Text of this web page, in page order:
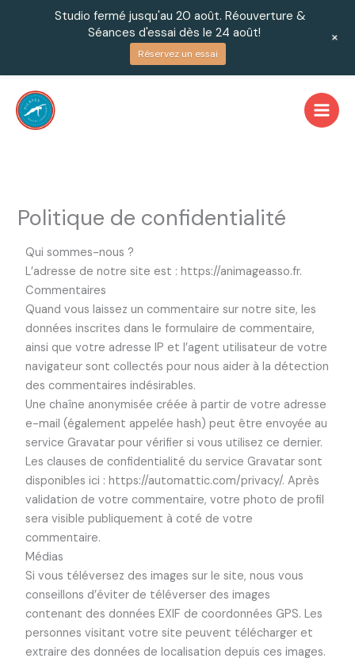
Politique de confidentialité
Qui sommes-nous ?
L’adresse de notre site est : https://animageasso.fr.
Commentaires
Quand vous laissez un commentaire sur notre site, les
données inscrites dans le formulaire de commentaire,
ainsi que votre adresse IP et l’agent utilisateur de votre
navigateur sont collectés pour nous aider à la détection
des commentaires indésirables.
Une chaîne anonymisée créée à partir de votre adresse
e-mail (également appelée hash) peut être envoyée au
service Gravatar pour vérifier si vous utilisez ce dernier.
Les clauses de confidentialité du service Gravatar sont
disponibles ici : https://automattic.com/privacy/. Après
validation de votre commentaire, votre photo de profil
sera visible publiquement à coté de votre
commentaire.
Médias
Si vous téléversez des images sur le site, nous vous
conseillons d’éviter de téléverser des images
contenant des données EXIF de coordonnées GPS. Les
personnes visitant votre site peuvent télécharger et
extraire des données de localisation depuis ces images.
Studio fermé jusqu'au 20 août. Réouverture &
Séances d'essai dès le 24 août!
Réservez un essai
+